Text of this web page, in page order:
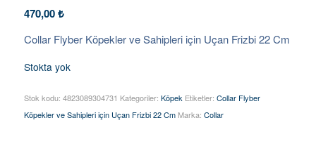
470,00₺
Collar Flyber Köpekler ve Sahipleri için Uçan Frizbi 22 Cm
Stokta yok
Stok kodu: 4823089304731 Kategoriler: Köpek Etiketler: Collar Flyber
Köpekler ve Sahipleri için Uçan Frizbi 22 Cm Marka: Collar